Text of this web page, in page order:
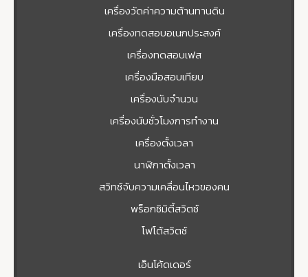
เครื่องวัดค่าความต้านทานดิน
เครื่องทดสอบอเนกประสงค์
เครื่องทดสอบเฟส
เครื่องมือสอบเทียบ
เครื่องนับจำนวน
เครื่องนับชั่วโมงการทำงาน
เครื่องตั้งเวลา
นาฬิกาตั้งเวลา
สวิทช์จับความเคลื่อนไหวของคน
พร็อกซิมิตี้สวิตซ์
โฟโต้สวิตช์
เอ็นโค้ดเดอร์